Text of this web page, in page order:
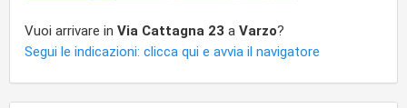
Vuoi arrivare in Via Cattagna 23 a Varzo?
Segui le indicazioni: clicca qui e avvia il navigatore